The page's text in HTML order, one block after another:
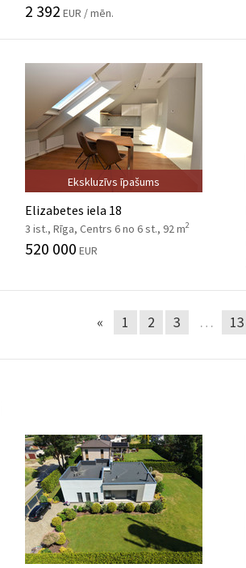
2 392 EUR / mēn.
Ekskluzīvs īpašums
Elizabetes iela 18
3 ist., Rīga, Centrs 6 no 6 st., 92 m2
520 000 EUR
« 1 2 3 … 13